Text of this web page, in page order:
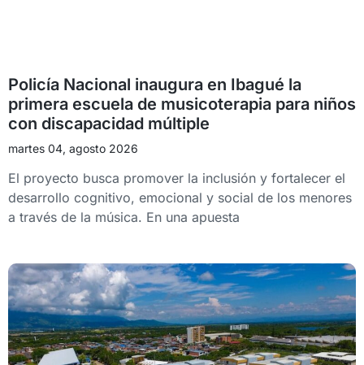
Policía Nacional inaugura en Ibagué la
primera escuela de musicoterapia para niños
con discapacidad múltiple
martes 04, agosto 2026
El proyecto busca promover la inclusión y fortalecer el
desarrollo cognitivo, emocional y social de los menores
a través de la música. En una apuesta